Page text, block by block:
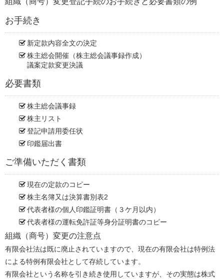
お手続き
新定款内容全文の決定
株主総会開催（株主総会議事録作成）
議案定款変更決議
必要書類
株主総会議事録
株主リスト
登記申請用委任状
印鑑届出書
ご準備いただく書類
現在の定款のコピー
株主名簿又は決算書別表2
代表者様の個人印鑑証明書（３ケ月以内）
代表者様の運転免許証等身分証明書のコピー
組織（商号）変更の注意点
有限会社法は既に廃止されていますので、現在の有限会社は特例法
による特例有限会社として存続しています。
有限会社という名称を引き続き使用していますが、その実態は株式